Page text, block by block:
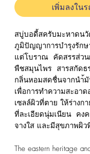
เพิ่มลงใน
สบู่บอดี้สครับมะหาดน
ภูมิปัญญาการบำรุงรัก
แต่โบราณ คัดสรรส่วน
พืชสมุนไพร สารสกัดธ
กลิ่นหอมสดชื่นจากนำ้มั
เพื่อการทำความสะอา
เซลล์ผิวที่ตาย ให้ร่างก
ที่ละเอียดนุ่มเนียน คง
จางใส และมีสุขภาพผิว
The eastern heritage